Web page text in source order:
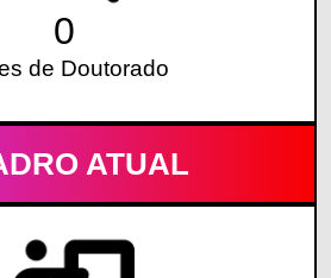
0
de Doutorado
ATUAL